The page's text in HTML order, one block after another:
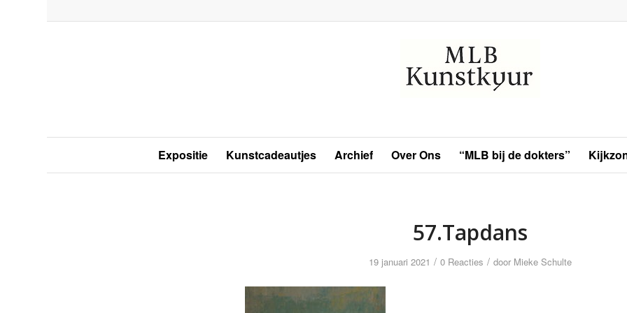
Expositie Kunstcadeautjes Archief Over Ons “MLB bij de dokters”
57.Tapdans
19 januari 2021 / 0 Reacties / door Mieke Schulte